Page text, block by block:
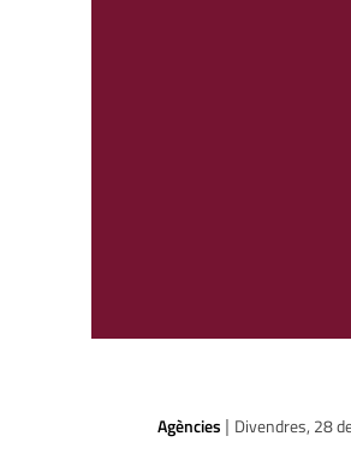
Agències | Divendres, 28